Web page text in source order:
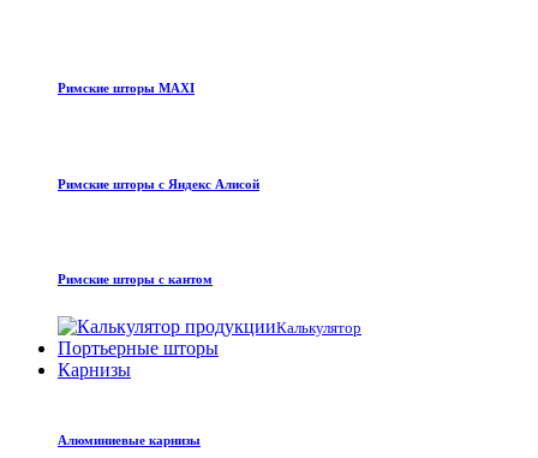
Римские шторы MAXI
Римские шторы с Яндекс Алисой
Римские шторы с кантом
Калькулятор
Портьерные шторы
Карнизы
Алюминиевые карнизы